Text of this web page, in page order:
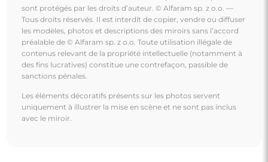
sont protégés par les droits d’auteur. © Alfaram sp. z o.o. —
Tous droits réservés. Il est interdit de copier, vendre ou diffuser
les modèles, photos et descriptions des miroirs sans l’accord
préalable de © Alfaram sp. z o.o. Toute utilisation illégale de
contenus relevant de la propriété intellectuelle (notamment à
des fins lucratives) constitue une contrefaçon, passible de
sanctions pénales.
Les éléments décoratifs présents sur les photos servent
uniquement à illustrer la mise en scène et ne sont pas inclus
avec le miroir.